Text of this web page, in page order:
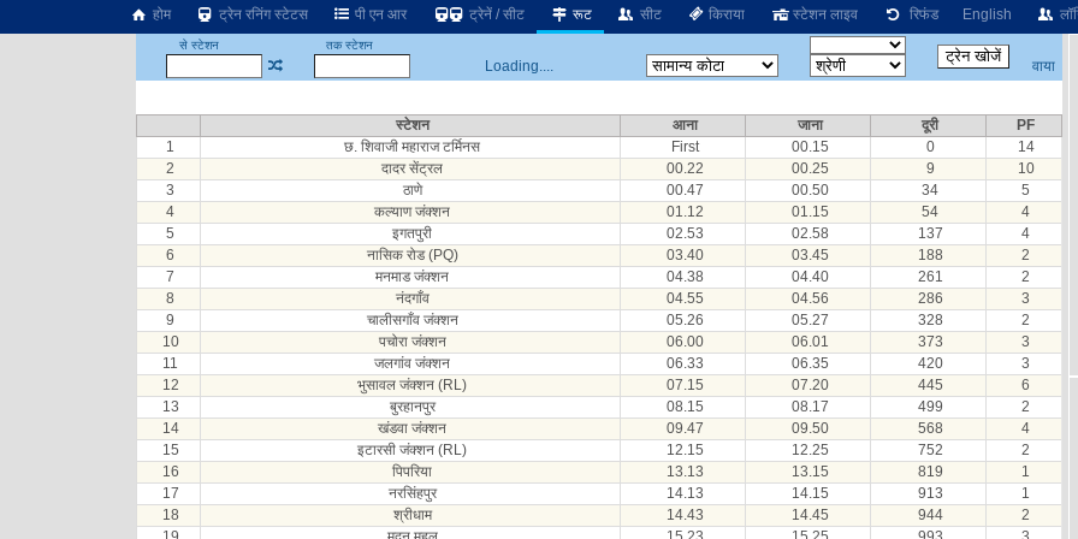
होम ट्रेन रनिंग स्टेटस पी एन आर ट्रेनें / सीट रूट सीट किराया स्टेशन लाइव रिफंड English
से स्टेशन तक स्टेशन
Loading.... वाया
स्टेशन आना जाना दूरी
PF
1
छ. शिवाजी महाराज टर्मिनस First 00.15 0
14
2
दादर सेंट्रल 00.22 00.25 9
10
3
ठाणे 00.47 00.50 34
5
4
कल्याण जंक्शन 01.12 01.15 54
4
5
इगतपुरी 02.53 02.58 137
4
6
नासिक रोड (PQ) 03.40 03.45 188
2
7
मनमाड जंक्शन 04.38 04.40 261
2
8
नंदगाँव 04.55 04.56 286
3
9
चालीसगाँव जंक्शन 05.26 05.27 328
2
10
पचोरा जंक्शन 06.00 06.01 373
3
11
जलगांव जंक्शन 06.33 06.35 420
3
12
भुसावल जंक्शन (RL) 07.15 07.20 445
6
13
बुरहानपुर 08.15 08.17 499
2
14
खंडवा जंक्शन 09.47 09.50 568
4
15
इटारसी जंक्शन (RL) 12.15 12.25 752
2
16
पिपरिया 13.13 13.15 819
1
17
नरसिंहपुर 14.13 14.15 913
1
18
श्रीधाम 14.43 14.45 944
2